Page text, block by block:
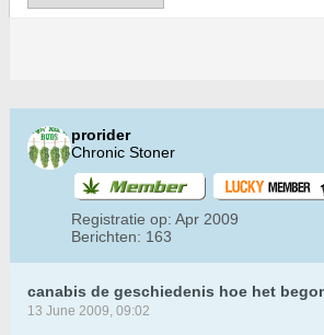
prorider
Chronic Stoner
Registratie op: Apr 2009
Berichten: 163
canabis de geschiedenis hoe het
13 June 2009, 09:02